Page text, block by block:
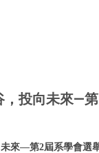
，投向未來—
未來—第2屆系學會選